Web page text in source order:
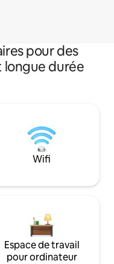
pour des
longue durée
Wifi
Espace de travail
pour ordinateur